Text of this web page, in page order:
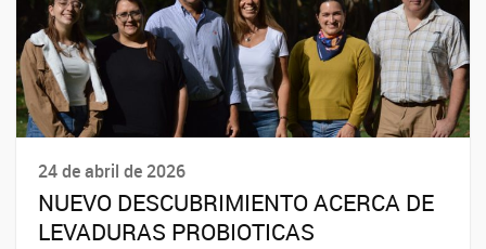
24 de abril de 2026
NUEVO DESCUBRIMIENTO ACERCA DE
LEVADURAS PROBIOTICAS